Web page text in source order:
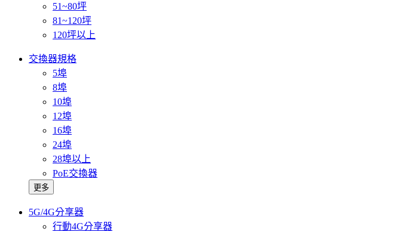
51~80坪
81~120坪
120坪以上
交換器規格
5埠
8埠
10埠
12埠
16埠
24埠
28埠以上
PoE交換器
更多
5G/4G分享器
行動4G分享器